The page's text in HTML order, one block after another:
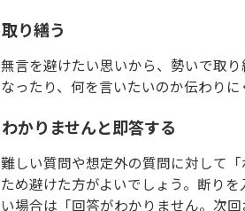
取り繕う
無言を避けたい思いから、勢いで取
なったり、何を言いたいのか伝わり
わかりませんと即答する
難しい質問や想定外の質問に対して
ため避けた方がよいでしょう。断り
い場合は「回答がわかりません。次